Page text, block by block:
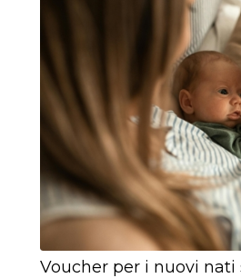
Voucher per i nuovi nati